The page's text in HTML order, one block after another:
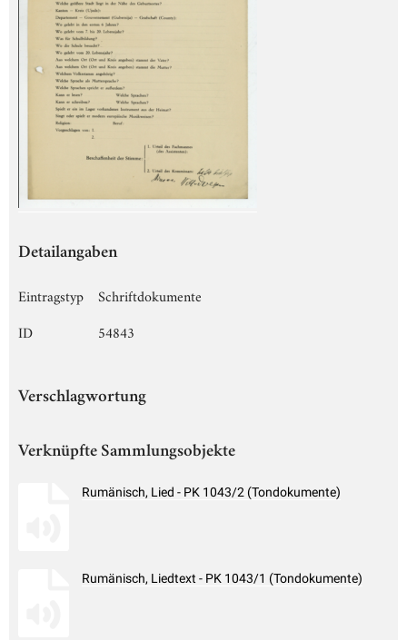
Detailangaben
Eintragstyp
Schriftdokumente
ID
54843
Verschlagwortung
Verknüpfte Sammlungsobjekte
Rumänisch, Lied - PK 1043/2 (Tondokumente)
Rumänisch, Liedtext - PK 1043/1 (Tondokumente)